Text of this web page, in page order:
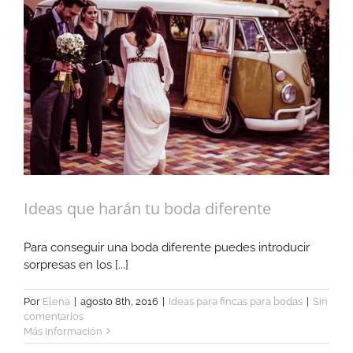
Ideas que harán tu boda diferente
Para conseguir una boda diferente puedes introducir
sorpresas en los [...]
Por Elena | agosto 8th, 2016 | Ideas para fincas para bodas | Sin
comentarios
Más información